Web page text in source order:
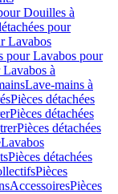
Douilles à
pour
Lavabos
pour Lavabos pour
Lavabos à
Lave-mains à
Pièces détachées
Pièces détachées
Pièces détachées
Lavabos
Pièces détachées
Pièces
AccessoiresPièces